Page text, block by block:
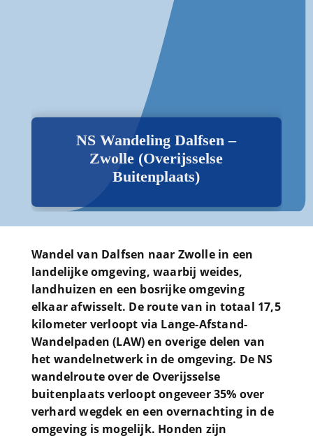
NS Wandeling Dalfsen –
Zwolle (Overijsselse
Buitenplaats)
Wandel van Dalfsen naar Zwolle in een
landelijke omgeving, waarbij weides,
landhuizen en een bosrijke omgeving
elkaar afwisselt. De route van in totaal 17,5
kilometer verloopt via Lange-Afstand-
Wandelpaden (LAW) en overige delen van
het wandelnetwerk in de omgeving. De NS
wandelroute over de Overijsselse
buitenplaats verloopt ongeveer 35% over
verhard wegdek en een overnachting in de
omgeving is mogelijk. Honden zijn